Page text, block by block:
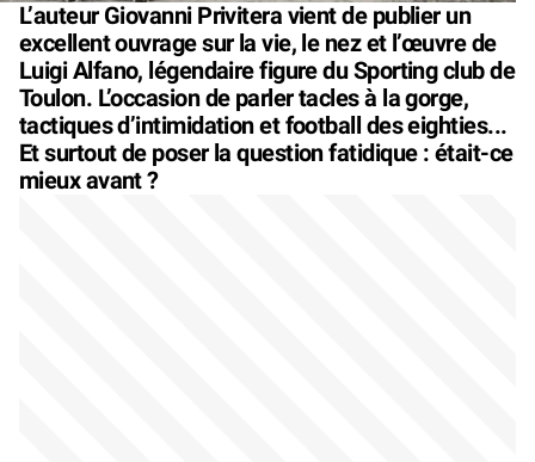
L’auteur Giovanni Privitera vient de publier un
excellent ouvrage sur la vie, le nez et l’œuvre de
Luigi Alfano, légendaire figure du Sporting club de
Toulon. L’occasion de parler tacles à la gorge,
tactiques d’intimidation et football des eighties...
Et surtout de poser la question fatidique : était-ce
mieux avant ?